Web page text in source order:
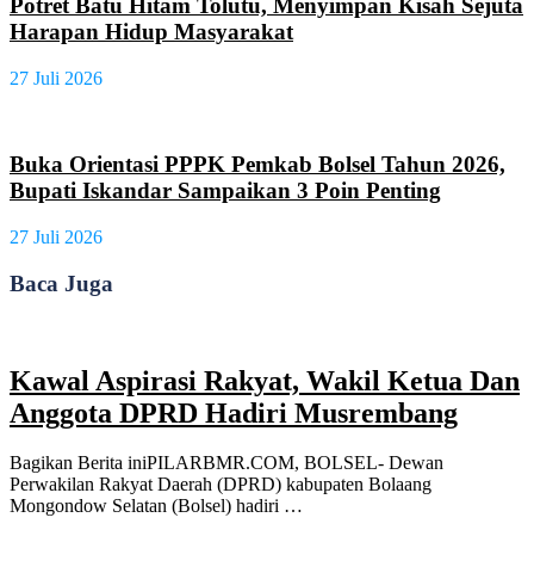
Potret Batu Hitam Tolutu, Menyimpan Kisah Sejuta
Harapan Hidup Masyarakat
27 Juli 2026
Buka Orientasi PPPK Pemkab Bolsel Tahun 2026,
Bupati Iskandar Sampaikan 3 Poin Penting
27 Juli 2026
Baca Juga
Kawal Aspirasi Rakyat, Wakil Ketua Dan
Anggota DPRD Hadiri Musrembang
Bagikan Berita iniPILARBMR.COM, BOLSEL- Dewan
Perwakilan Rakyat Daerah (DPRD) kabupaten Bolaang
Mongondow Selatan (Bolsel) hadiri …